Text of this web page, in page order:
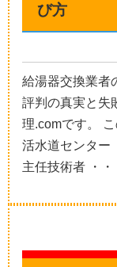
び方
給湯器交換業者
評判の真実と失
理.comです。
活水道センタ
主任技術者 ・・